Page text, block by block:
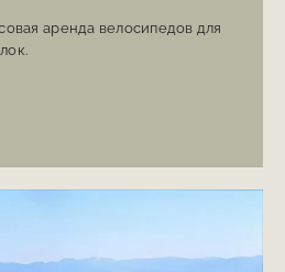
аренда велосипедов для